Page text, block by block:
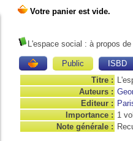
L'espace social : à propos
Public
ISBD
Titre :
Auteurs :
Editeur :
Importance : 1
Note générale :